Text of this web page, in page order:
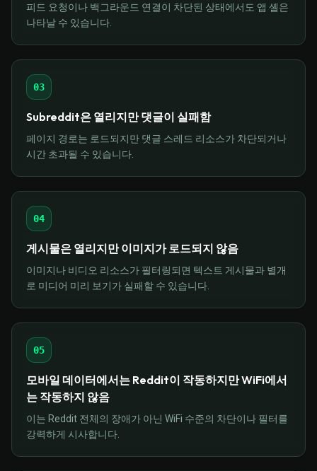
피드 요청이나 백그라운드 연결이 차단된 상태에서도 앱 셸은
나타날 수 있습니다.
03
Subreddit은 열리지만 댓글이 실패함
페이지 경로는 로드되지만 댓글 스레드 리소스가 차단되거나
시간 초과될 수 있습니다.
04
게시물은 열리지만 이미지가 로드되지 않음
이미지나 비디오 리소스가 필터링되면 텍스트 게시물과 별개
로 미디어 미리 보기가 실패할 수 있습니다.
05
모바일 데이터에서는 Reddit이 작동하지만 WiFi에서
는 작동하지 않음
이는 Reddit 전체의 장애가 아닌 WiFi 수준의 차단이나 필터를
강력하게 시사합니다.